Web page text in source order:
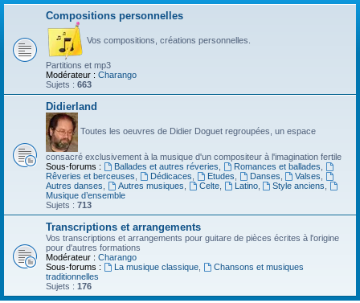
Compositions personnelles
Vos compositions, créations personnelles.
Partitions et mp3
Modérateur : Charango
Sujets : 663
Didierland
Toutes les oeuvres de Didier Doguet regroupées, un espace
consacré exclusivement à la musique d'un compositeur à l'imagination fertile
Sous-forums :
Ballades et autres réveries Romances et ballades
Rêveries et berceuses
Dédicaces Etudes Danses Valses
Autres danses
Autres musiques Celte, Latino, Style anciens
Musique d’ensemble
Sujets : 713
Transcriptions et arrangements
Vos transcriptions et arrangements pour guitare de pièces écrites à l'origine
pour d'autres formations
Modérateur : Charango
Sous-forums :
La musique classique,
Chansons et musiques
traditionnelles
Sujets : 176